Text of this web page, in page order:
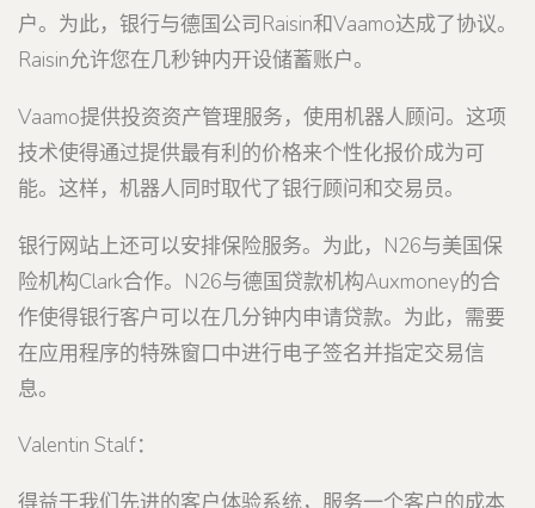
户。为此，银行与德国公司Raisin和Vaamo达成了协议。
Raisin允许您在几秒钟内开设储蓄账户。
Vaamo提供投资资产管理服务，使用机器人顾问。这项
技术使得通过提供最有利的价格来个性化报价成为可
能。这样，机器人同时取代了银行顾问和交易员。
银行网站上还可以安排保险服务。为此，N26与美国保
险机构Clark合作。N26与德国贷款机构Auxmoney的合
作使得银行客户可以在几分钟内申请贷款。为此，需要
在应用程序的特殊窗口中进行电子签名并指定交易信
息。
Valentin Stalf：
得益于我们先进的客户体验系统，服务一个客户的成本